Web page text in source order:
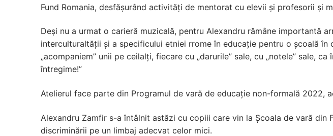
Fund Romania, desfășurând activități de mentorat cu elevii și profesorii
Deși nu a urmat o carieră muzicală, pentru Alexandru rămâne importantă
interculturaltății și a specificului etniei rrome în educație pentru o școală
„acompaniem” unii pe ceilalți, fiecare cu „darurile” sale, cu „notele” sale,
întregime!”
Atelierul face parte din Programul de vară de educație non-formală 2022,
Alexandru Zamfir s-a întâlnit astăzi cu copiii care vin la Școala de vară
discriminării pe un limbaj adecvat celor mici.